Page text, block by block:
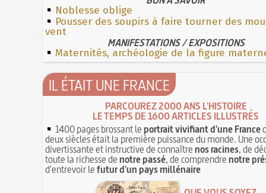
Noblesse oblige
Pousser des soupirs à faire tourner des
vent
MANIFESTATIONS / EXPOSITIONS
Maternités, archéologie de la figure
IL ÉTAIT UNE FRANCE
PARCOUREZ 2000 ANS L'HISTOIRE
LE TEMPS DE 1600 ARTICLES ILLUSTRÉS
1400 pages brossant leportrait vivifiant d'une France
deux siècles était la première puissance du monde. Une
divertissante et instructive de connaîtrenos racines, de
toute la richesse denotre passé, de comprendrenotre
d'entrevoir lefutur d'un pays millénaire